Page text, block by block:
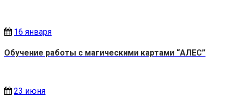
16 января
Обучение работы с магическими картами “АЛЕС”
23 июня